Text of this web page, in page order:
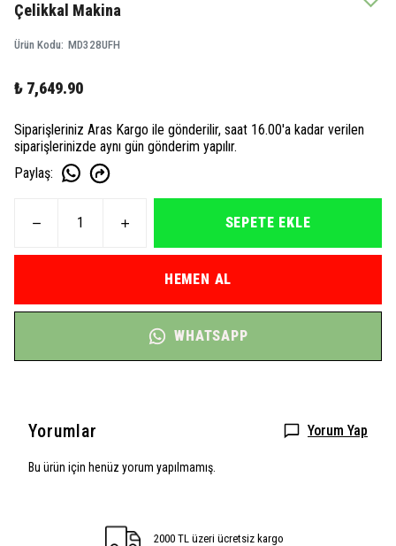
Çelikkal Makina
Ürün Kodu: MD328UFH
₺ 7,649.90
Siparişleriniz Aras Kargo ile gönderilir, saat 16.00'a kadar verilen
siparişlerinizde aynı gün gönderim yapılır.
Paylaş:
SEPETE EKLE
HEMEN AL
WHATSAPP
Yorumlar Yorum Yap
Bu ürün için henüz yorum yapılmamış.
2000 TL üzeri ücretsiz kargo